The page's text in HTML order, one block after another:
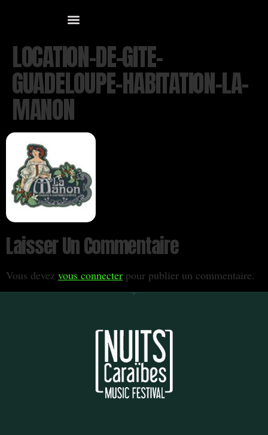
LOCATION-DE-GITE-
GUADELOUPE-HABITATION-LA-
MANON
Laisser Un Commentaire
Vous devez vous connecter pour publier un commentaire.